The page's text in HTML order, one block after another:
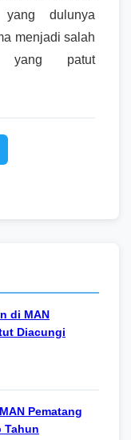
dulunya
menjadi salah
yang patut
di MAN
Diacungi
Pematang
Tahun